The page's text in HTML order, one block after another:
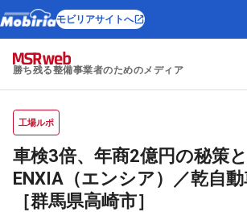
モビリアサイトへ
勝ち残る整備事業者のためのメディア
工場ルポ
車検3倍、年商2億円の秘策
ENXIA（エンシア）／乾自
［群馬県高崎市］